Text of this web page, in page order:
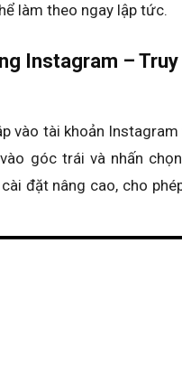
làm theo ngay lập tức.
Instagram –
vào tài khoản
góc trái và nhấn
đặt nâng cao, cho